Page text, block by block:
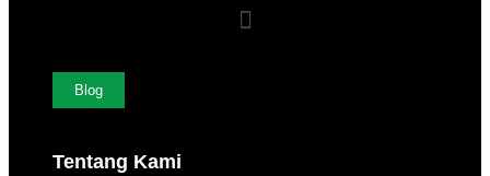
Blog
Tentang Kami